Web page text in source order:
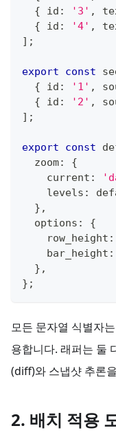
{ id : '3' ,
{ id : '4' ,
] ;
export const
{ id : '1' ,
{ id : '2' ,
] ;
export const
  zoom
:
{
    current
:
    levels
:
} ,
  options
:
{
    row_height
:
    bar_height
:
} ,
} ;
모든 문자열 식별자
용합니다. 래퍼는 둘
(diff)와 스냅샷 추론
2. 배치 적용